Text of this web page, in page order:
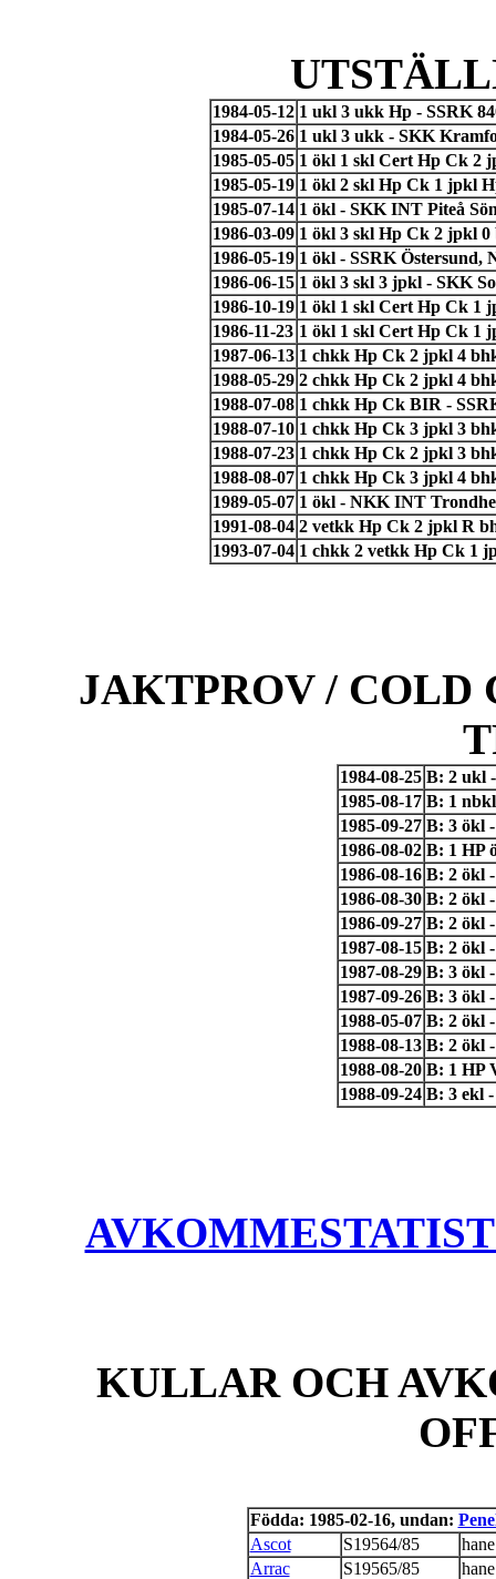
1984-05-12 1 ukl 3 ukk Hp - SSRK
1984-05-26 1 ukl 3 ukk - SKK
1985-05-05 1 ökl 1 skl Cert Hp Ck 2
1985-05-19 1 ökl 2 skl Hp Ck 1 jpkl
1985-07-14 1 ökl - SKK INT Piteå
1986-03-09 1 ökl 3 skl Hp Ck 2 jpkl 0
1986-05-19 1 ökl - SSRK Östersund,
1986-06-15 1 ökl 3 skl 3 jpkl - SKK
1986-10-19 1 ökl 1 skl Cert Hp Ck 1
1986-11-23 1 ökl 1 skl Cert Hp Ck 1
1987-06-13 1 chkk Hp Ck 2 jpkl 4
1988-05-29 2 chkk Hp Ck 2 jpkl 4
1988-07-08 1 chkk Hp Ck BIR -
1988-07-10 1 chkk Hp Ck 3 jpkl 3
1988-07-23 1 chkk Hp Ck 2 jpkl 3
1988-08-07 1 chkk Hp Ck 3 jpkl 4
1989-05-07 1 ökl - NKK INT
1991-08-04 2 vetkk Hp Ck 2 jpkl R
1993-07-04 1 chkk 2 vetkk Hp Ck 1
JAKTPROV / COLD
1984-08-25 B: 2 ukl
1985-08-17 B: 1
1985-09-27 B: 3 ökl
1986-08-02 B: 1 HP
1986-08-16 B: 2 ökl
1986-08-30 B: 2 ökl
1986-09-27 B: 2 ökl
1987-08-15 B: 2 ökl
1987-08-29 B: 3 ökl
1987-09-26 B: 3 ökl
1988-05-07 B: 2 ökl
1988-08-13 B: 2 ökl
1988-08-20 B: 1 HP
1988-09-24 B: 3 ekl
KULLAR OCH
Födda: 1985-02-16, undan:
Ascot
S19564/85
hane
Arrac
S19565/85
hane